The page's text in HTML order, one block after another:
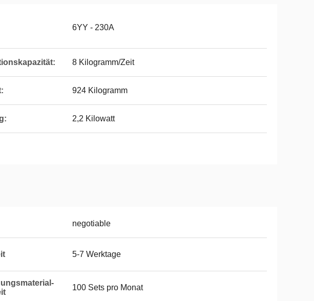
6YY - 230A
8 Kilogramm/Zeit
924 Kilogramm
2,2 Kilowatt
negotiable
5-7 Werktage
100 Sets pro Monat